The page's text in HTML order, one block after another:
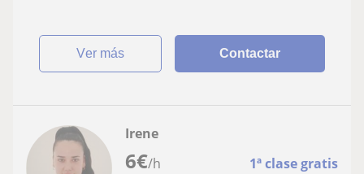
ver más Contactar
6€/h 1ª clase gratis
Irene